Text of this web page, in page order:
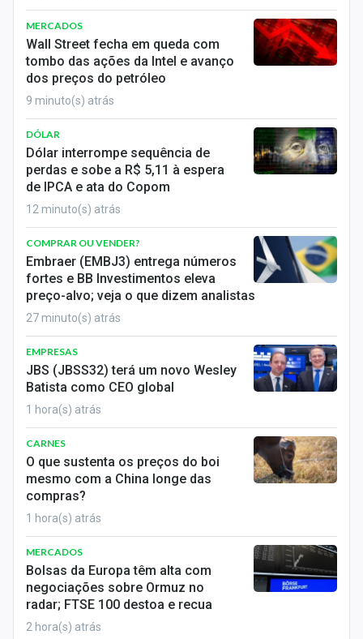
Empresas
Brasil
Colunas
Especiais
Internacional
Marketing
Tecnologia
Conteúdo de Marca
Sobre
Expediente
Contato
MERCADOS
Wall Street fecha em queda com
tombo das ações da Intel e avanço
dos preços do petróleo
9 minuto(s) atrás
DÓLAR
Dólar interrompe sequência de
perdas e sobe a R$ 5,11 à espera
de IPCA e ata do Copom
12 minuto(s) atrás
COMPRAR OU VENDER?
Embraer (EMBJ3) entrega números
fortes e BB Investimentos eleva
preço-alvo; veja o que dizem analistas
27 minuto(s) atrás
EMPRESAS
JBS (JBSS32) terá um novo Wesley
Batista como CEO global
1 hora(s) atrás
CARNES
O que sustenta os preços do boi
mesmo com a China longe das
compras?
1 hora(s) atrás
MERCADOS
Bolsas da Europa têm alta com
negociações sobre Ormuz no
radar; FTSE 100 destoa e recua
2 hora(s) atrás